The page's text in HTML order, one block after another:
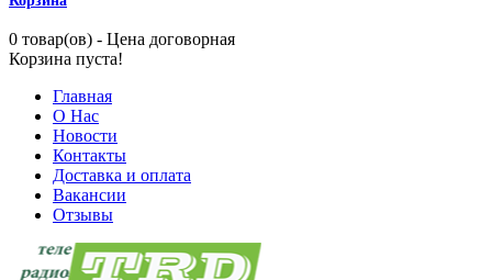
0 товар(ов) - Цена договорная
Корзина пуста!
Главная
О Нас
Новости
Контакты
Доставка и оплата
Вакансии
Отзывы